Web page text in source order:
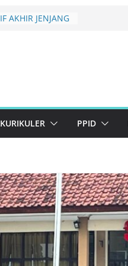
AKHIR JENJANG
2026 SMAN
Konservasi
2026 Resmi
CREATIVE
PPID